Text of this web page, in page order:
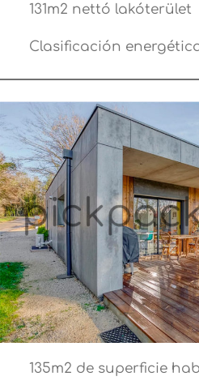
131m2 nettó lakóterület
Clasificación
135m2 de superficie